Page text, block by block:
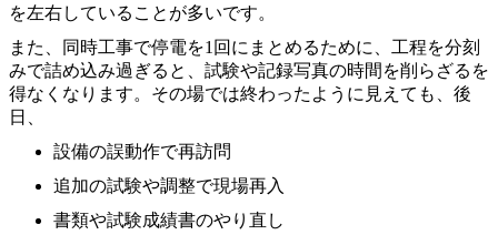
を左右していることが多いです。
また、同時工事で停電を1回にまとめるために、工程を分刻
みで詰め込み過ぎると、試験や記録写真の時間を削らざるを
得なくなります。その場では終わったように見えても、後
日、
設備の誤動作で再訪問
追加の試験や調整で現場再入
書類や試験成績書のやり直し